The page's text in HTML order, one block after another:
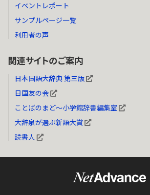
イベントレポート
サンプルページ一覧
利用者の声
関連サイトのご案内
日本国語大辞典 第三版
日国友の会
ことばのまど～小学館辞書編集室
大辞泉が選ぶ新語大賞
読書人